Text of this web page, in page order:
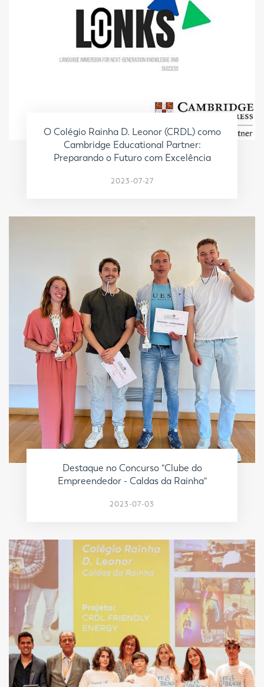
O Colégio Rainha D. Leonor (CRDL) como
Cambridge Educational Partner:
Preparando o Futuro com Excelência
2023-07-27
Destaque no Concurso "Clube do
Empreendedor - Caldas da Rainha"
2023-07-03